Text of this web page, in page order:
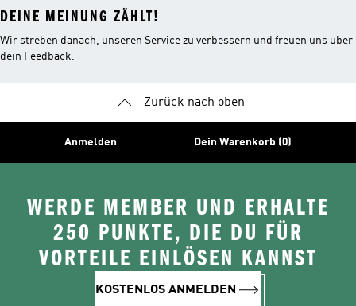
DEINE MEINUNG ZÄHLT!
Wir streben danach, unseren Service zu verbessern und freuen uns über
dein Feedback.
Zurück nach oben
Anmelden Dein Warenkorb (0)
WERDE MEMBER UND ERHALTE
250 PUNKTE, DIE DU FÜR
VORTEILE EINLÖSEN KANNST
KOSTENLOS ANMELDEN